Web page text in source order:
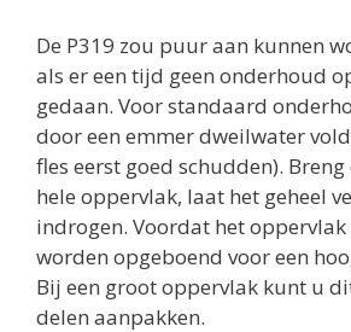
De P319 zou puur aan kunnen
als er een tijd geen onderhoud
gedaan. Voor standaard
door een emmer dweilwater
fles eerst goed schudden).
hele oppervlak, laat het geheel
indrogen. Voordat het
worden opgeboend voor een
Bij een groot oppervlak kunt u
delen aanpakken.